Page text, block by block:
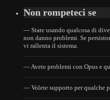
Non rompeteci se
— State usando qualcosa di
non danno problemi. Se
vi rallenta il sistema.
— Avete problemi con Opus e
— Volete supporto per qualche